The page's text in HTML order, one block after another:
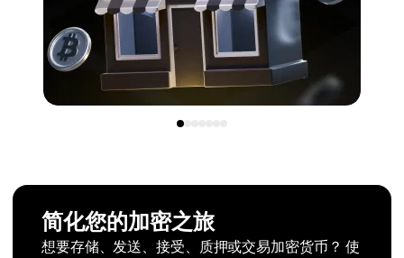
简化您的加密之旅
想要存储、发送、接受、质押或交易加密货币？ 使